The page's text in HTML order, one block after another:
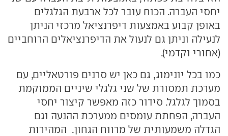
יחסי העברה. הכוח עובר לכל ארבעת הגלגלים
באופן קבוע באמצעות דיפרנציאל מרכזי הניתן
לנעילה וניתן גם לנעול את הדיפרנציאלים הרוחביים
(אחורי וקדמי).
כמו בכל יונימוג, גם כאן יש סרנים פורטאליים, עם
מערכת תמסורת של שני גלגלי שיניים הממוקמת
בסמוך לגלגל. סידור כזה מאפשר קיצור יחסי
העברה, הפחתת עומסים ממערכת ההנעה וגם
הגדלה משמעותית של מרווח הגחון. המהירות